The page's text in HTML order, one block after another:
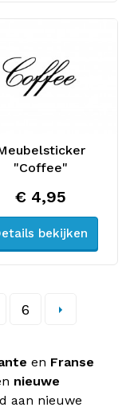
"Coffee"
€ 4,95
bekijken
6
en Franse
nieuwe
aan nieuwe